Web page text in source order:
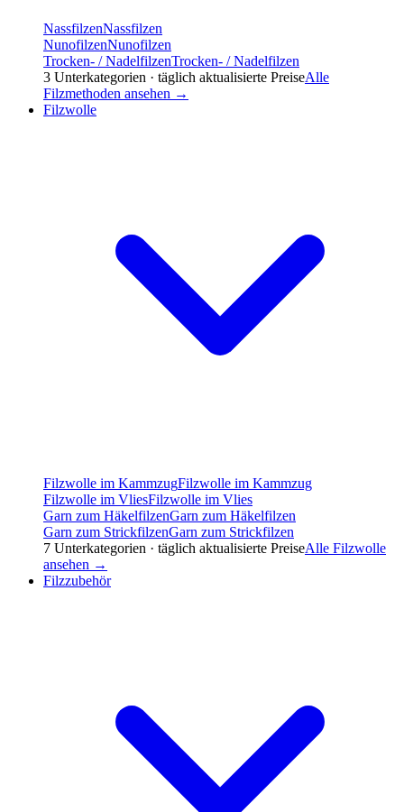
NassfilzenNassfilzen
NunofilzenNunofilzen
Trocken- / NadelfilzenTrocken- / Nadelfilzen
3 Unterkategorien · täglich aktualisierte PreiseAlle
Filzmethoden ansehen →
Filzwolle
Filzwolle im KammzugFilzwolle im Kammzug
Filzwolle im VliesFilzwolle im Vlies
Garn zum HäkelfilzenGarn zum Häkelfilzen
Garn zum StrickfilzenGarn zum Strickfilzen
7 Unterkategorien · täglich aktualisierte PreiseAlle Filzwolle
ansehen →
Filzzubehör